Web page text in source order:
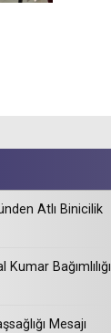
Atlı Binicilik
Bağımlılığı
Mesajı